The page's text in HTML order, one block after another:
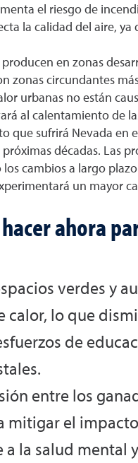
el riesgo de
la calidad del aire,
producen en zonas
zonas circundantes
urbanas no están
al calentamiento de
que sufrirá Nevada en
décadas. Las
cambios a largo
un mayor
hacer ahora
verdes y
calor, lo que
de
entre los
mitigar el
la salud mental